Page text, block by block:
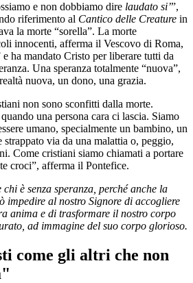
e non dobbiamo dire laudato si’”,
riferimento al Cantico delle Creature in
la morte “sorella”. La morte
innocenti, afferma il Vescovo di Roma,
ha mandato Cristo per liberare tutti da
Una speranza totalmente “nuova”,
nuova, un dono, una grazia.
non sono sconfitti dalla morte.
una persona cara ci lascia. Siamo
umano, specialmente un bambino, un
strappato via da una malattia o, peggio,
Come cristiani siamo chiamati a portare
croci”, afferma il Pontefice.
è senza speranza, perché anche la
impedire al nostro Signore di accogliere
anima e di trasformare il nostro corpo
ad immagine del suo corpo glorioso.
come gli altri che non